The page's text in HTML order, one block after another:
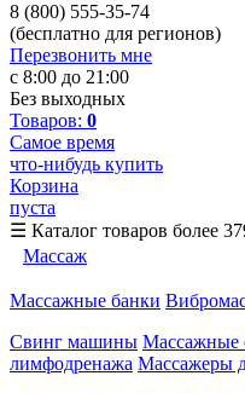
8 (800) 555-35-74
(бесплатно для регионов)
Перезвонить мне
с 8:00 до 21:00
Без выходных
Товаров: 0
Самое время
что-нибудь купить
Корзина
пуста
☰ Каталог товаров более
Массаж
Массажные банки
Свинг машины Массажные
лимфодренажа Массажеры